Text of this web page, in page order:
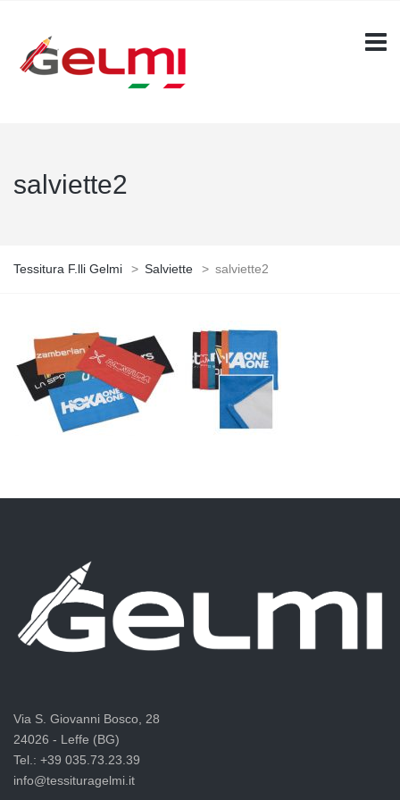
salviette2
Tessitura F.lli Gelmi > Salviette > salviette2
Via S. Giovanni Bosco, 28
24026 - Leffe (BG)
Tel.: +39 035.73.23.39
info@tessituragelmi.it